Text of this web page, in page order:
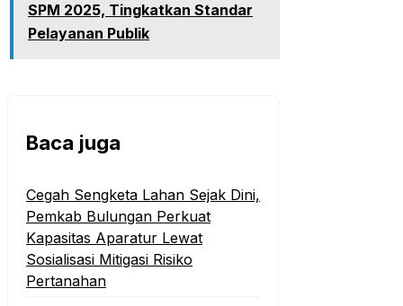
SPM 2025, Tingkatkan Standar
Pelayanan Publik
Baca juga
Cegah Sengketa Lahan Sejak Dini,
Pemkab Bulungan Perkuat
Kapasitas Aparatur Lewat
Sosialisasi Mitigasi Risiko
Pertanahan